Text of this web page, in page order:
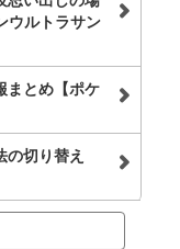
ウルトラサン
まとめ【ポケ
の切り替え